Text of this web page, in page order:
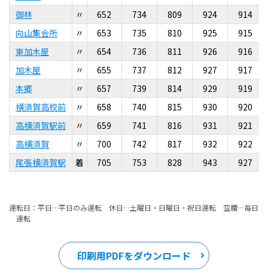
御林
〃
向山集会所
〃
東加木屋
〃
加木屋
〃
本郷
〃
横須賀高校前
〃
高横須賀駅前
〃
高横須賀
〃
尾張横須賀駅
着
652
653
654
655
657
658
659
700
705
734
735
736
737
739
740
741
742
753
809
810
811
812
814
815
816
817
828
924
925
926
927
929
930
931
932
943
914
915
916
917
919
920
921
922
927
運転日：平日…平日のみ運転 休日…土曜日・日曜日・祝日運転 空欄…毎日
運転
印刷用PDFをダウンロード